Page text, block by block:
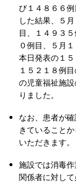
び１４８６６
した結果、５
目、１４９３
０例目、５月
本日発表の１
１５２１８例
の児童福祉施
りました。
なお、患者が
きていること
いただきます。
施設では消毒
関係者に対して